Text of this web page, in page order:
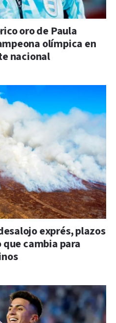
oro de Paula
olímpica en
nacional
exprés, plazos
cambia para